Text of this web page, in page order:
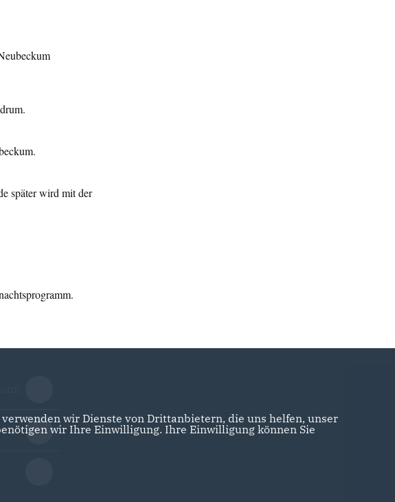
später wird mit der
wir Dienste von Drittanbietern, die uns helfen, unser
wir Ihre Einwilligung. Ihre Einwilligung können Sie